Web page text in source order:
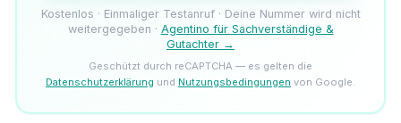
Kostenlos · Einmaliger Testanruf · Deine Nummer wird nicht
weitergegeben · Agentino für Sachverständige &
Gutachter →
Geschützt durch reCAPTCHA — es gelten die
Datenschutzerklärung und Nutzungsbedingungen von Google.